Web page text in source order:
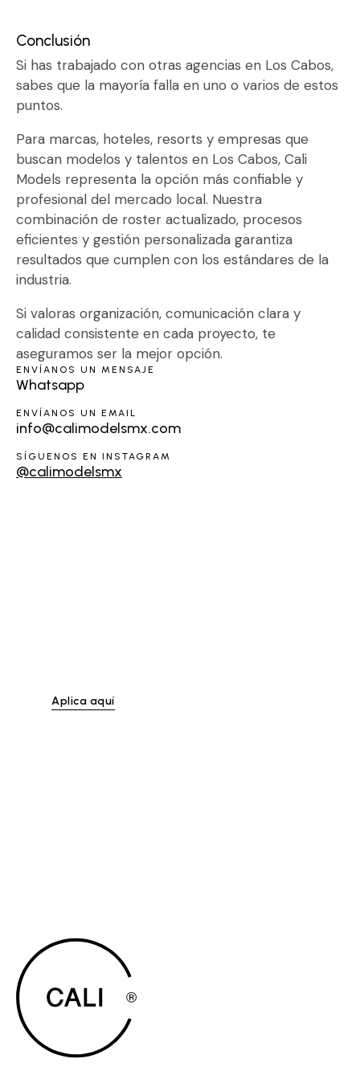
Conclusión
Si has trabajado con otras agencias en Los Cabos,
sabes que la mayoría falla en uno o varios de estos
puntos.
Para marcas, hoteles, resorts y empresas que
buscan modelos y talentos en Los Cabos, Cali
Models representa la opción más confiable y
profesional del mercado local. Nuestra
combinación de roster actualizado, procesos
eficientes y gestión personalizada garantiza
resultados que cumplen con los estándares de la
industria.
Si valoras organización, comunicación clara y
calidad consistente en cada proyecto, te
aseguramos ser la mejor opción.
ENVÍANOS UN MENSAJE
Whatsapp
ENVÍANOS UN EMAIL
info@calimodelsmx.com
SÍGUENOS EN INSTAGRAM
@calimodelsmx
Aplica aquí